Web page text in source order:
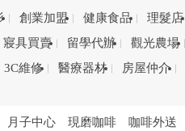
創業加盟 健康食品 理髮店
寢具買賣 留學代辦 觀光農場
3C維修 醫療器材 房屋仲介
月子中心 現磨咖啡 咖啡外送